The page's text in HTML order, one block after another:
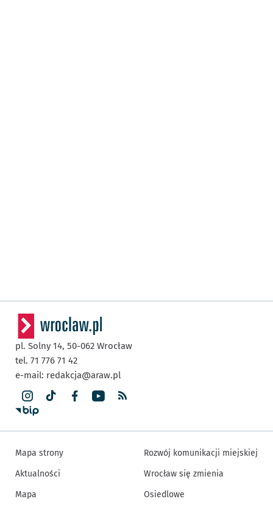
pl. Solny 14, 50-062 Wrocław
tel. 71 776 71 42
e-mail: redakcja@araw.pl
Mapa strony
Aktualności
Mapa
Rozwój komunikacji miejskiej
Wrocław się zmienia
Osiedlowe